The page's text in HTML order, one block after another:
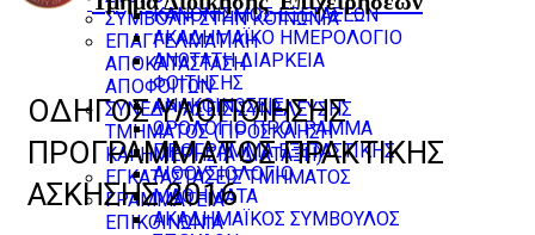
ΣΥΜΒΟΛΗ ΣΤΗΝ ΚΟΙΝΩΝΙΑ
ΕΠΑΓΓΕΛΜΑΤΙΚΗ
ΑΠΟΚΑΤΑΣΤΑΣΗ
ΑΠΟΦΟΙΤΩΝ
ΣΥΝΕΔΡΙΑΣΕΙΣ ΣΥΝΕΛΕΥΣΗΣ
ΤΜΗΜΑΤΟΣ (ΠΡΟΣΚΛΗΣΗ
ΚΑΙ ΗΜΕΡΗΣΙΑ ΔΙΑΤΑΞΗ)
ΕΓΚΑΤΑΣΤΑΣΕΙΣ ΤΜΗΜΑΤΟΣ
ΓΡΑΜΜΑΤΕΙΑ -
ΕΠΙΚΟΙΝΩΝΙΑ
ΚΑΝΟΝΙΣΜΟΣ ΕΞΕΤΑΣΕΩΝ
ΑΚΑΔΗΜΑΪΚΟ ΗΜΕΡΟΛΟΓΙΟ
ΑΝΩΤΑΤΗ ΔΙΑΡΚΕΙΑ
ΦΟΙΤΗΣΗΣ
ΑΝΑΚΟΙΝΩΣΕΙΣ
ΩΡΟΛΟΓΙΟ ΠΡΟΓΡΑΜΜΑ
ΠΡΟΓΡΑΜΜΑ ΕΞΕΤΑΣΤΙΚΗΣ
ΑΙΘΟΥΣΙΟΛΟΓΙΟ
ΜΑΘΗΜΑΤΑ
ΑΚΑΔΗΜΑΪΚΟΣ ΣΥΜΒΟΥΛΟΣ
ΟΔΗΓΌΣ ΥΛΟΠΟΊΗΣΗΣ
ΠΡΟΓΡΆΜΜΑΤΟΣ ΠΡΑΚΤΙΚΉΣ
ΆΣΚΗΣΗΣ 2016